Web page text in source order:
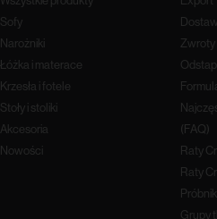
Sofy
Narożniki
Łóżka i materace
Krzesła i fotele
Stoły i stoliki
Akcesoria
Nowości
Zwroty
(FAQ)
Raty
Raty
Grupy